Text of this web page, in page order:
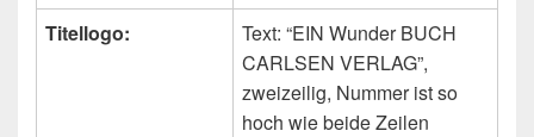
Titellogo:
Text: “EIN Wunder BUCH
CARLSEN VERLAG”,
zweizeilig, Nummer ist so
hoch wie beide Zeilen